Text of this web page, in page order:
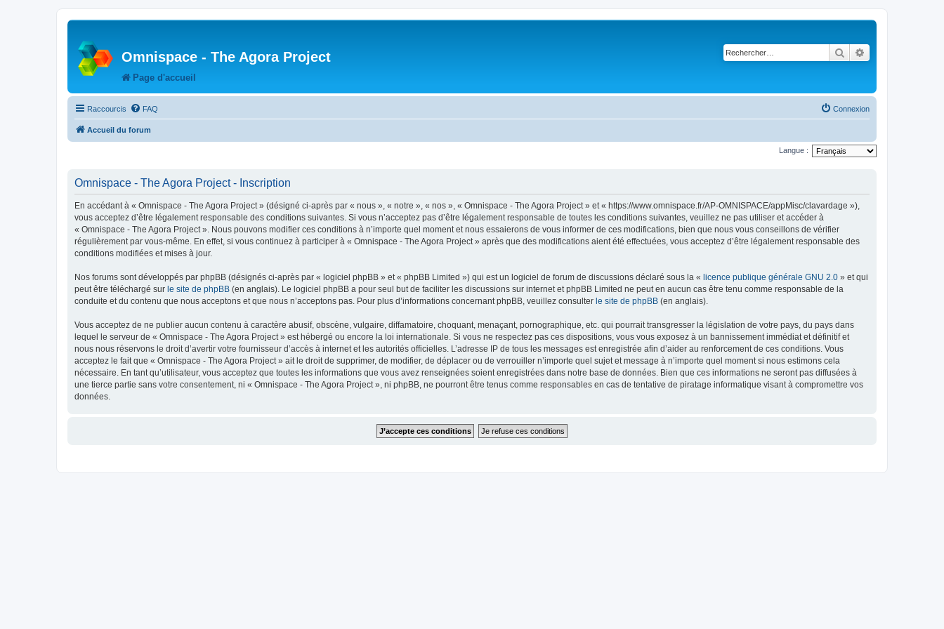
Omnispace - The Agora Project
Page d'accueil
Rechercher
Raccourcis FAQ Connexion
Accueil du forum
Langue :
Omnispace - The Agora Project - Inscription
En accédant à « Omnispace - The Agora Project » (désigné ci-après par « nous », « notre », « nos », « Omnispace - The Agora Project » et « https://www.omnispace.fr/AP-OMNISPACE/appMisc/clavardage »),
vous acceptez d’être légalement responsable des conditions suivantes. Si vous n’acceptez pas d’être légalement responsable de toutes les conditions suivantes, veuillez ne pas utiliser et accéder à
« Omnispace - The Agora Project ». Nous pouvons modifier ces conditions à n’importe quel moment et nous essaierons de vous informer de ces modifications, bien que nous vous conseillons de vérifier
régulièrement par vous-même. En effet, si vous continuez à participer à « Omnispace - The Agora Project » après que des modifications aient été effectuées, vous acceptez d’être légalement responsable des
conditions modifiées et mises à jour.
Nos forums sont développés par phpBB (désignés ci-après par « logiciel phpBB » et « phpBB Limited ») qui est un logiciel de forum de discussions déclaré sous la « licence publique générale GNU 2.0 » et qui
peut être téléchargé sur le site de phpBB (en anglais). Le logiciel phpBB a pour seul but de faciliter les discussions sur internet et phpBB Limited ne peut en aucun cas être tenu comme responsable de la
conduite et du contenu que nous acceptons et que nous n’acceptons pas. Pour plus d’informations concernant phpBB, veuillez consulter le site de phpBB (en anglais).
Vous acceptez de ne publier aucun contenu à caractère abusif, obscène, vulgaire, diffamatoire, choquant, menaçant, pornographique, etc. qui pourrait transgresser la législation de votre pays, du pays dans
lequel le serveur de « Omnispace - The Agora Project » est hébergé ou encore la loi internationale. Si vous ne respectez pas ces dispositions, vous vous exposez à un bannissement immédiat et définitif et
nous nous réservons le droit d’avertir votre fournisseur d’accès à internet et les autorités officielles. L’adresse IP de tous les messages est enregistrée afin d’aider au renforcement de ces conditions. Vous
acceptez le fait que « Omnispace - The Agora Project » ait le droit de supprimer, de modifier, de déplacer ou de verrouiller n’importe quel sujet et message à n’importe quel moment si nous estimons cela
nécessaire. En tant qu’utilisateur, vous acceptez que toutes les informations que vous avez renseignées soient enregistrées dans notre base de données. Bien que ces informations ne seront pas diffusées à
une tierce partie sans votre consentement, ni « Omnispace - The Agora Project », ni phpBB, ne pourront être tenus comme responsables en cas de tentative de piratage informatique visant à compromettre vos
données.